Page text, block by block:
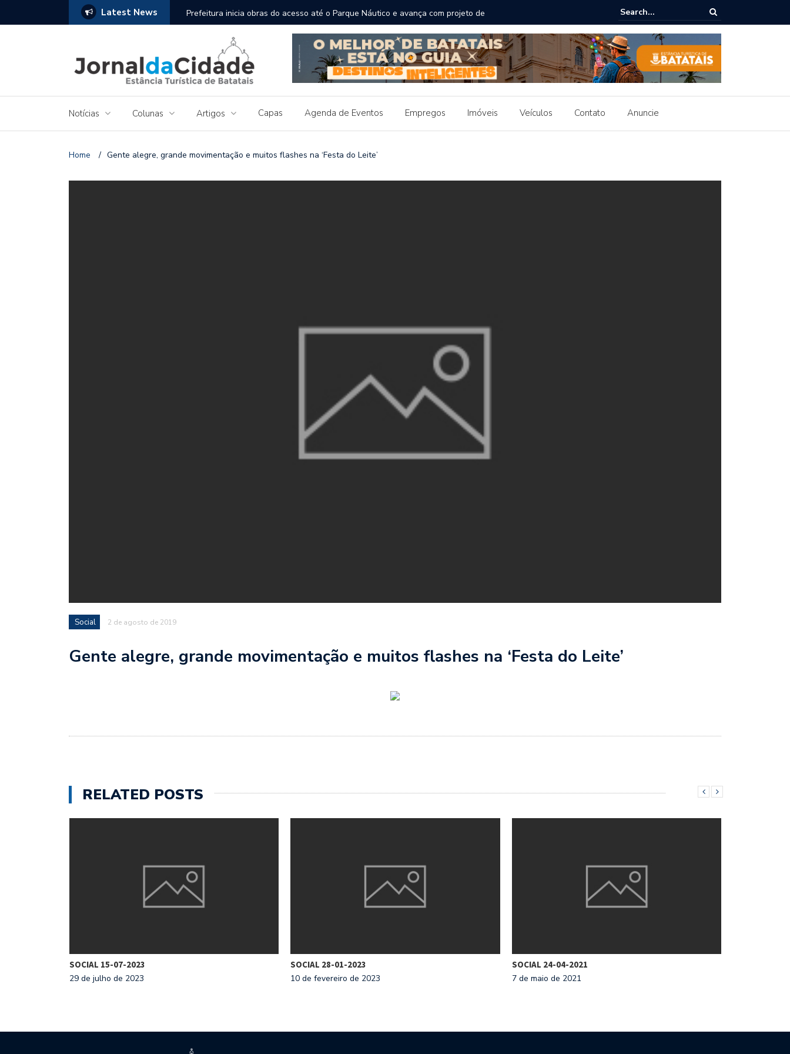
Latest News
de Batatais já recebeu visitantes de 217
Prefeitura inicia obras do acesso até o Parque Náutico e avança com projeto de
revitalização daquele ponto turístico
Prefeitura inicia testes da nova iluminação e obra da Avenida Ayrton
reta final
Notícias Colunas Artigos Capas Agenda de Eventos Empregos Imóveis Veículos Contato Anuncie
Home / Gente alegre, grande movimentação e muitos flashes na ‘Festa do Leite’
Social 2 de agosto de 2019
Gente alegre, grande movimentação e muitos flashes na ‘Festa do Leite’
RELATED POSTS
SOCIAL 15-07-2023
29 de julho de 2023
SOCIAL 28-01-2023
10 de fevereiro de 2023
SOCIAL 24-04-2021
7 de maio de 2021